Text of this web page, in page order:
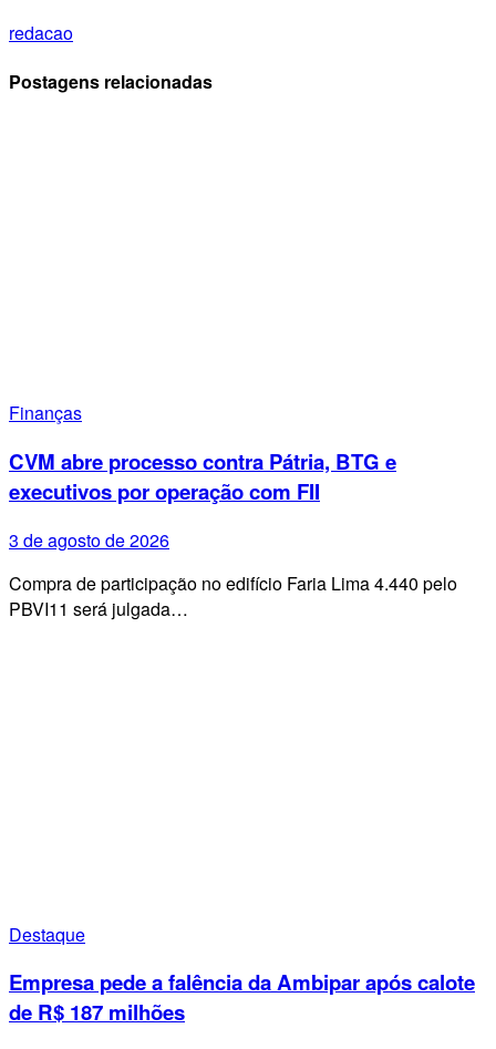
redacao
Postagens relacionadas
Finanças
CVM abre processo contra Pátria, BTG e
executivos por operação com FII
3 de agosto de 2026
Compra de participação no edifício Faria Lima 4.440 pelo
PBVI11 será julgada…
Destaque
Empresa pede a falência da Ambipar após calote
de R$ 187 milhões